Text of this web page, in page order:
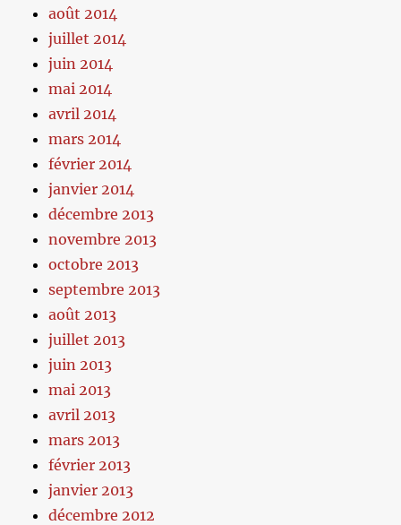
août 2014
juillet 2014
juin 2014
mai 2014
avril 2014
mars 2014
février 2014
janvier 2014
décembre 2013
novembre 2013
octobre 2013
septembre 2013
août 2013
juillet 2013
juin 2013
mai 2013
avril 2013
mars 2013
février 2013
janvier 2013
décembre 2012